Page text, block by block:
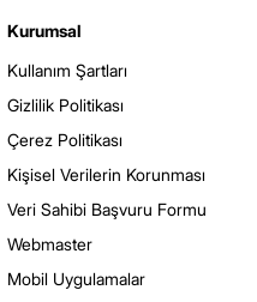
Kurumsal
Kullanım Şartları
Gizlilik Politikası
Çerez Politikası
Kişisel Verilerin Korunması
Veri Sahibi Başvuru Formu
Webmaster
Mobil Uygulamalar